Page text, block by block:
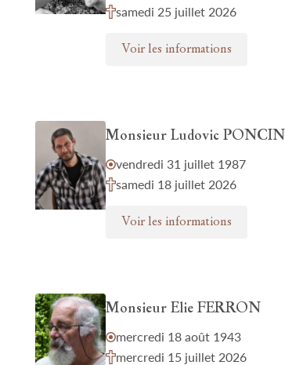
samedi 25 juillet 2026
Voir les informations
Monsieur Ludovic PONCIN
vendredi 31 juillet 1987
samedi 18 juillet 2026
Voir les informations
Monsieur Elie FERRON
mercredi 18 août 1943
mercredi 15 juillet 2026